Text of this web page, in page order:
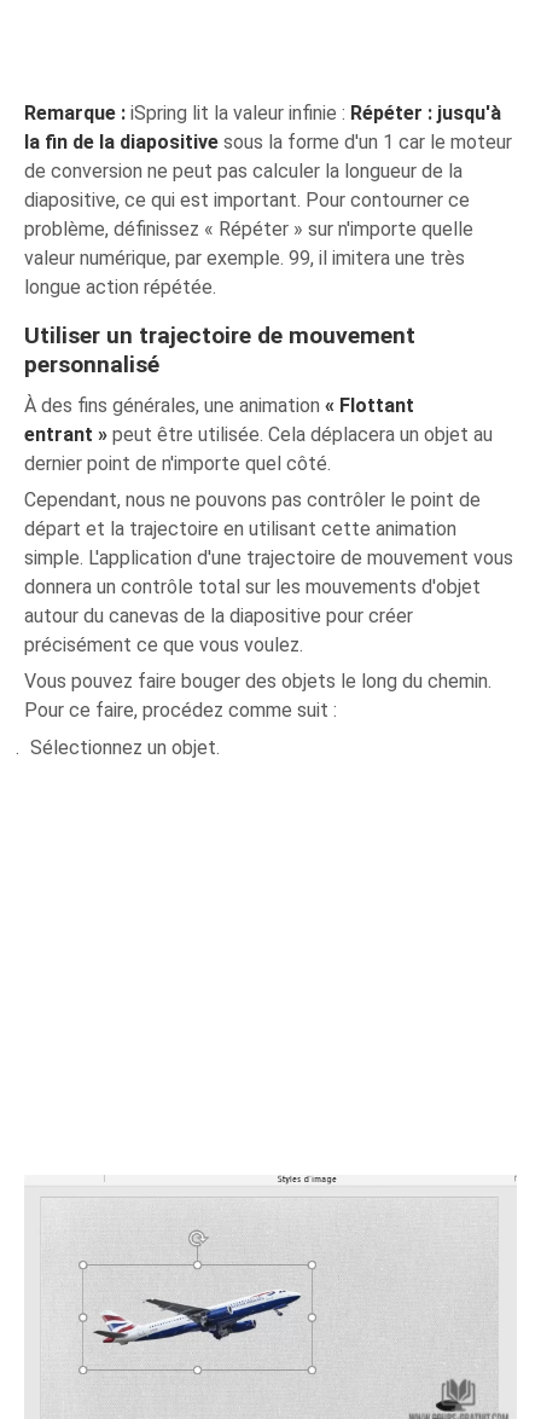
Remarque : iSpring lit la valeur infinie : Répéter : jusqu'à
la fin de la diapositive sous la forme d'un 1 car le moteur
de conversion ne peut pas calculer la longueur de la
diapositive, ce qui est important. Pour contourner ce
problème, définissez « Répéter » sur n'importe quelle
valeur numérique, par exemple. 99, il imitera une très
longue action répétée.
Utiliser un trajectoire de mouvement
personnalisé
À des fins générales, une animation« Flottant
entrant » peut être utilisée. Cela déplacera un objet au
dernier point de n'importe quel côté.
Cependant, nous ne pouvons pas contrôler le point de
départ et la trajectoire en utilisant cette animation
simple. L'application d'une trajectoire de mouvement vous
donnera un contrôle total sur les mouvements d'objet
autour du canevas de la diapositive pour créer
précisément ce que vous voulez.
Vous pouvez faire bouger des objets le long du chemin.
Pour ce faire, procédez comme suit :
Sélectionnez un objet.